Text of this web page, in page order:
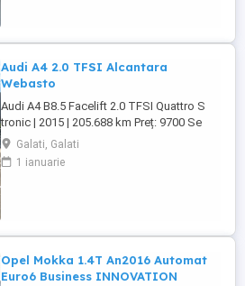
vederea ...
Audi A4 2.0 TFSI Alcantara
Webasto
Audi A4 B8.5 Facelift 2.0 TFSI Quattro S
tronic | 2015 | 205.688 km Preț: 9700 Se
vinde Audi A4 B8.5 Facelift, an fabricație
2015, motor 2.0 TFSI benzină, cutie
automată S tronic și tracțiune Quattro.
Galati, Galati
1 ianuarie
Opel Mokka 1.4T An2016 Automat
Euro6 Business INNOVATION